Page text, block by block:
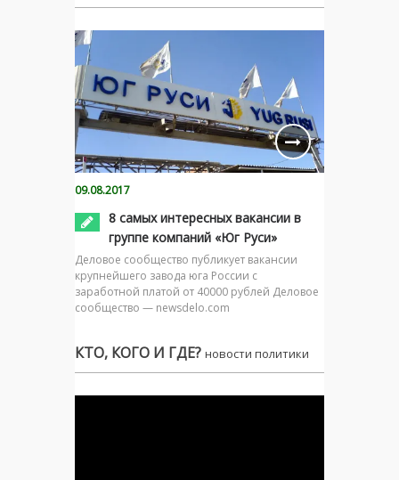
09.08.2017
8 самых интересных вакансии в
группе компаний «Юг Руси»
Деловое сообщество публикует вакансии
крупнейшего завода юга России с
заработной платой от 40000 рублей Деловое
сообщество — newsdelo.com
КТО, КОГО И ГДЕ? новости политики